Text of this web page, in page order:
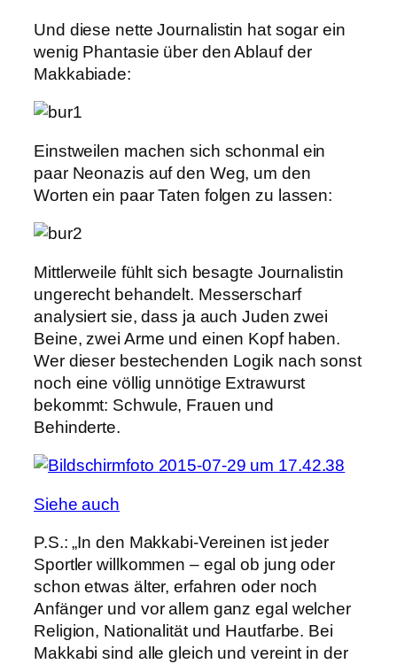
Und diese nette Journalistin hat sogar ein
wenig Phantasie über den Ablauf der
Makkabiade:
Einstweilen machen sich schonmal ein
paar Neonazis auf den Weg, um den
Worten ein paar Taten folgen zu lassen:
Mittlerweile fühlt sich besagte Journalistin
ungerecht behandelt. Messerscharf
analysiert sie, dass ja auch Juden zwei
Beine, zwei Arme und einen Kopf haben.
Wer dieser bestechenden Logik nach sonst
noch eine völlig unnötige Extrawurst
bekommt: Schwule, Frauen und
Behinderte.
Siehe auch
P.S.: „In den Makkabi-Vereinen ist jeder
Sportler willkommen – egal ob jung oder
schon etwas älter, erfahren oder noch
Anfänger und vor allem ganz egal welcher
Religion, Nationalität und Hautfarbe. Bei
Makkabi sind alle gleich und vereint in der